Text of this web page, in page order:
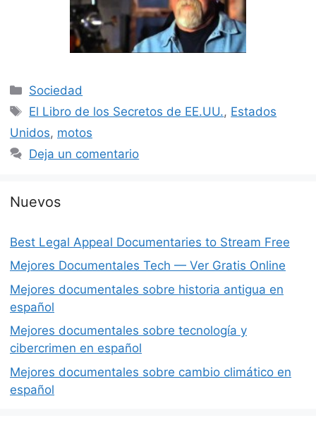
Categorías
Sociedad
Etiquetas
El Libro de los Secretos de EE.UU., Estados
Unidos, motos
Deja un comentario
Nuevos
Best Legal Appeal Documentaries to Stream Free
Mejores Documentales Tech — Ver Gratis Online
Mejores documentales sobre historia antigua en
español
Mejores documentales sobre tecnología y
cibercrimen en español
Mejores documentales sobre cambio climático en
español